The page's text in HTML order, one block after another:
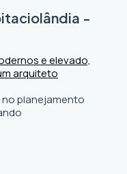
-
planejamento